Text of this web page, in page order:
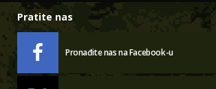
Pratite nas
Pronađite nas na Facebook-u